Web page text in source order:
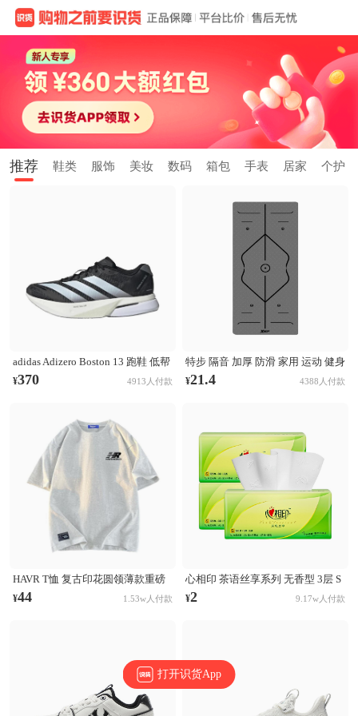
推荐 鞋类 服饰 美妆 数码 箱包 手表 居家 个护
adidas Adizero Boston 13 跑鞋 低帮
系带防滑耐磨透气玻纤柱竞训支撑
¥370 4913人付款
特步 隔音 加厚 防滑 家用 运动 健身
跳操 TPE 方形 瑜伽垫 AJA001 浅灰
¥21.4 4388人付款
HAVR T恤 复古印花圆领薄款重磅
纯棉短袖T恤 21A2201T923 白花灰
¥44 1.53w人付款
心相印 茶语丝享系列 无香型 3层 S
码 132×190mm 抽纸
¥2 9.17w人付款
打开识货App